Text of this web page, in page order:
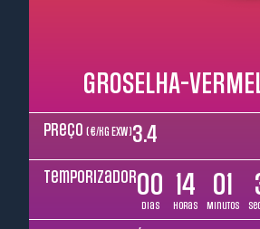
GROSELHA-
Preço ( €/kg EXW ) 3.4
Temporizador00
Dias
14
Horas
01
Minutos